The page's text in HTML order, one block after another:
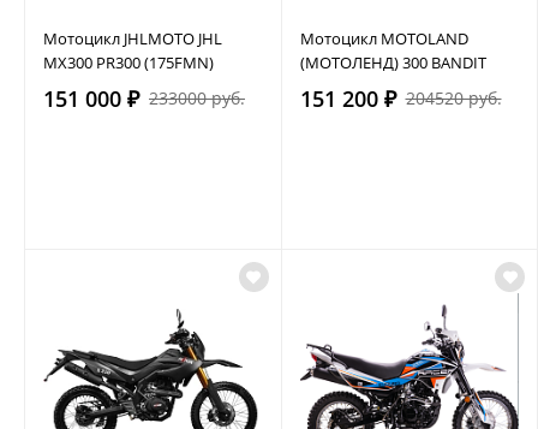
Мотоцикл JHLMOTO JHL
MX300 PR300 (175FMN)
151 000 ₽ 233000 руб.
Мотоцикл MOTOLAND
(МОТОЛЕНД) 300 BANDIT
151 200 ₽ 204520 руб.